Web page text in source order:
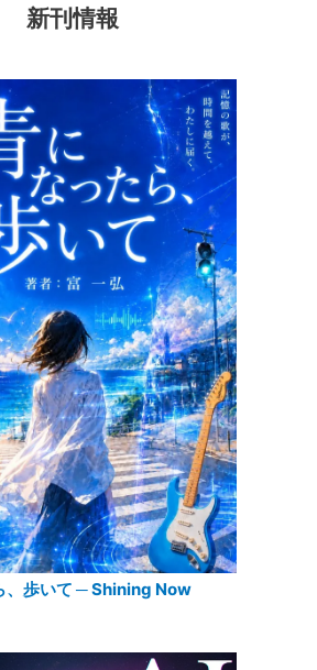
新刊情報
、歩いて ─ Shining Now